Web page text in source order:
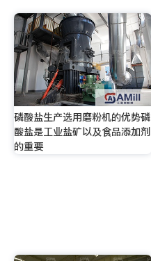
磷酸盐生产选用磨粉机的优势磷
酸盐是工业盐矿以及食品添加剂
的重要